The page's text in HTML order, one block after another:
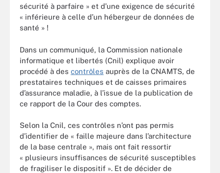
sécurité à parfaire » et d’une exigence de sécurité
« inférieure à celle d’un hébergeur de données de
santé » !
Dans un communiqué, la Commission nationale
informatique et libertés (Cnil) explique avoir
procédé à des contrôles auprès de la CNAMTS, de
prestataires techniques et de caisses primaires
d’assurance maladie, à l’issue de la publication de
ce rapport de la Cour des comptes.
Selon la Cnil, ces contrôles n’ont pas permis
d’identifier de « faille majeure dans l’architecture
de la base centrale », mais ont fait ressortir
« plusieurs insuffisances de sécurité susceptibles
de fragiliser le dispositif ». Et de décider de